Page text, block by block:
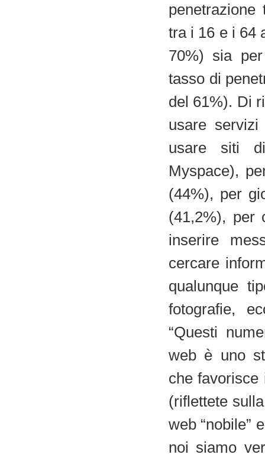
tra i 16 e i 64
70%) sia
tasso di
del 61%). Di
usare
usare siti di
Myspace),
(44%), per
(41,2%), per
inserire
cercare
qualunque
fotografie,
“Questi
web è uno
che
(riflettete
web “nobile”
noi siamo